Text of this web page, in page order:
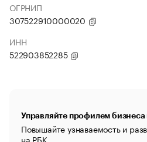
ОГРНИП
307522910000020
ИНН
522903852285
Управляйте профилем бизнеса
Повышайте узнаваемость и
на РБК